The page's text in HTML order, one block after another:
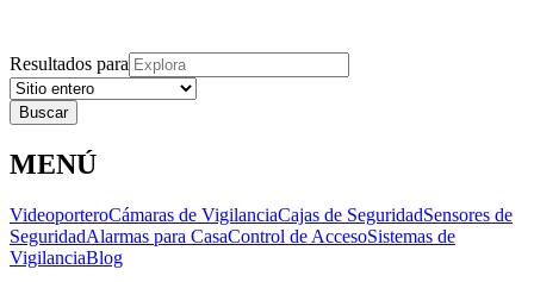
Resultados para
MENÚ
VideoporteroCámaras de VigilanciaCajas de SeguridadSensores de
SeguridadAlarmas para CasaControl de AccesoSistemas de
VigilanciaBlog